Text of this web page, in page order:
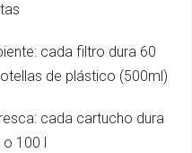
cada filtro dura 60
de plástico (500ml)
cada cartucho dura
100 l